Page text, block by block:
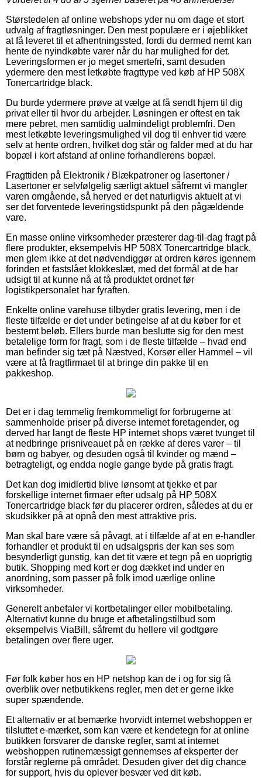
Størstedelen af online webshops yder nu om dage et stort
udvalg af fragtløsninger. Den mest populære er i øjeblikket
at få leveret til et afhentningssted, fordi du dermed nemt kan
hente de nyindkøbte varer når du har mulighed for det.
Leveringsformen er jo meget smertefri, samt desuden
ydermere den mest letkøbte fragttype ved køb af HP 508X
Tonercartridge black.
Du burde ydermere prøve at vælge at få sendt hjem til dig
privat eller til hvor du arbejder. Løsningen er oftest en tak
mere pebret, men samtidig ualmindeligt problemfri. Den
mest letkøbte leveringsmulighed vil dog til enhver tid være
selv at hente ordren, hvilket dog står og falder med at du har
bopæl i kort afstand af online forhandlerens bopæl.
Fragttiden på Elektronik / Blækpatroner og lasertoner /
Lasertoner er selvfølgelig særligt aktuel såfremt vi mangler
varen omgående, så herved er det naturligvis aktuelt at vi
ser det forventede leveringstidspunkt på den pågældende
vare.
En masse online virksomheder præsterer dag-til-dag fragt på
flere produkter, eksempelvis HP 508X Tonercartridge black,
men glem ikke at det nødvendiggør at ordren køres igennem
forinden et fastslået klokkeslæt, med det formål at de har
udsigt til at kunne nå at få produktet ordnet før
logistikpersonalet har fyraften.
Enkelte online varehuse tilbyder gratis levering, men i de
fleste tilfælde er det under betingelse af at du køber for et
bestemt beløb. Ellers burde man beslutte sig for den mest
betalelige form for fragt, som i de fleste tilfælde – hvad end
man befinder sig tæt på Næstved, Korsør eller Hammel – vil
være at få fragtfirmaet til at bringe din pakke til en
pakkeshop.
Det er i dag temmelig fremkommeligt for forbrugerne at
sammenholde priser på diverse internet foretagender, og
derved har langt de fleste HP internet shops været tvunget til
at nedbringe prisniveauet på en række af deres varer – til
børn og babyer, og desuden også til kvinder og mænd –
betragteligt, og endda nogle gange byde på gratis fragt.
Det kan dog imidlertid blive lønsomt at tjekke et par
forskellige internet firmaer efter udsalg på HP 508X
Tonercartridge black før du placerer ordren, således at du er
skudsikker på at opnå den mest attraktive pris.
Man skal bare være så påvagt, at i tilfælde af at en e-handler
forhandler et produkt til en udsalgspris der kan ses som
besynderligt gunstig, kan det tit være et tegn på en uoprigtig
butik. Shopping med kort er dog dækket ind under en
anordning, som passer på folk imod uærlige online
virksomheder.
Generelt anbefaler vi kortbetalinger eller mobilbetaling.
Alternativt kunne du bruge et afbetalingstilbud som
eksempelvis ViaBill, såfremt du hellere vil godtgøre
betalingen over flere uger.
Før folk køber hos en HP netshop kan de i og for sig få
overblik over netbutikkens regler, men det er gerne ikke
super spændende.
Et alternativ er at bemærke hvorvidt internet webshoppen er
tilsluttet e-mærket, som kan være et kendetegn for at online
butikken forsvarer de danske regler, samt at internet
webshoppen rutinemæssigt gennemses af eksperter der
forstår reglerne på området. Desuden giver det dig chance
for support, hvis du oplever besvær ved dit køb.